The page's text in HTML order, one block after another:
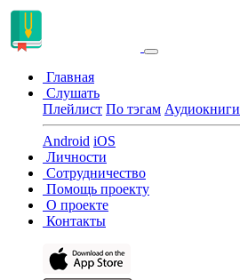
Главная
Слушать
Плейлист По тэгам Аудиокниги
Android iOS
Личности
Сотрудничество
Помощь проекту
О проекте
Контакты